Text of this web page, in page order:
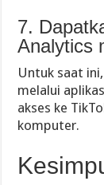
7.
Analytics
Untuk saat
melalui
akses ke
komputer.